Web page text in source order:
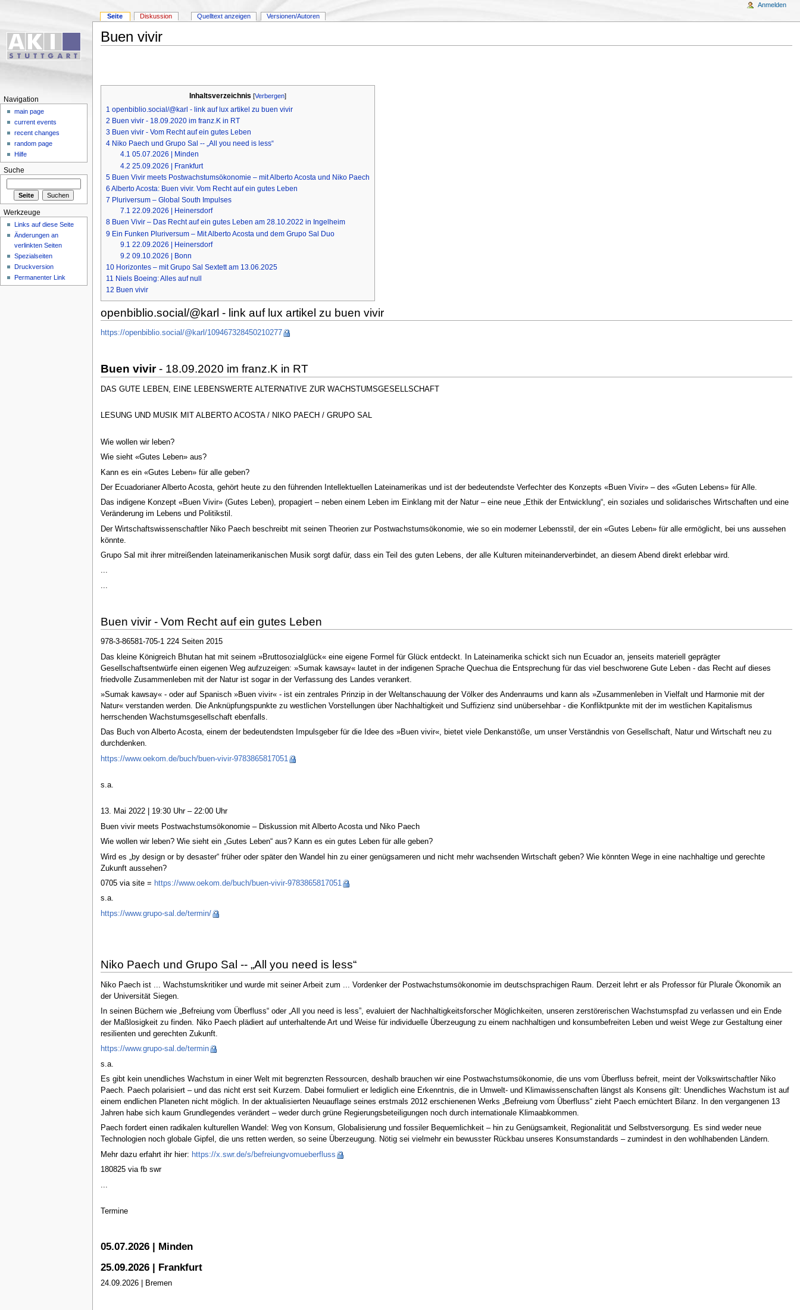
Buen vivir
Inhaltsverzeichnis [Verbergen]
1 openbiblio.social/@karl - link auf lux artikel zu buen vivir
2 Buen vivir - 18.09.2020 im franz.K in RT
3 Buen vivir - Vom Recht auf ein gutes Leben
4 Niko Paech und Grupo Sal -- „All you need is less“
4.1 05.07.2026 | Minden
4.2 25.09.2026 | Frankfurt
5 Buen Vivir meets Postwachstumsökonomie – mit Alberto Acosta und Niko Paech
6 Alberto Acosta: Buen vivir. Vom Recht auf ein gutes Leben
7 Pluriversum – Global South Impulses
7.1 22.09.2026 | Heinersdorf
8 Buen Vivir – Das Recht auf ein gutes Leben am 28.10.2022 in Ingelheim
9 Ein Funken Pluriversum – Mit Alberto Acosta und dem Grupo Sal Duo
9.1 22.09.2026 | Heinersdorf
9.2 09.10.2026 | Bonn
10 Horizontes – mit Grupo Sal Sextett am 13.06.2025
11 Niels Boeing: Alles auf null
12 Buen vivir
openbiblio.social/@karl - link auf lux artikel zu buen vivir
https://openbiblio.social/@karl/109467328450210277
Buen vivir- 18.09.2020 im franz.K in RT
DAS GUTE LEBEN, EINE LEBENSWERTE ALTERNATIVE ZUR WACHSTUMSGESELLSCHAFT
LESUNG UND MUSIK MIT ALBERTO ACOSTA / NIKO PAECH / GRUPO SAL
Wie wollen wir leben?
Wie sieht «Gutes Leben» aus?
Kann es ein «Gutes Leben» für alle geben?
Der Ecuadorianer Alberto Acosta, gehört heute zu den führenden Intellektuellen Lateinamerikas und ist der bedeutendste Verfechter des Konzepts «Buen Vivir» – des «Guten Lebens» für Alle.
Das indigene Konzept «Buen Vivir» (Gutes Leben), propagiert – neben einem Leben im Einklang mit der Natur – eine neue „Ethik der Entwicklung“, ein soziales und solidarisches Wirtschaften und eine
Veränderung im Lebens und Politikstil.
Der Wirtschaftswissenschaftler Niko Paech beschreibt mit seinen Theorien zur Postwachstumsökonomie, wie so ein moderner Lebensstil, der ein «Gutes Leben» für alle ermöglicht, bei uns aussehen
könnte.
Grupo Sal mit ihrer mitreißenden lateinamerikanischen Musik sorgt dafür, dass ein Teil des guten Lebens, der alle Kulturen miteinanderverbindet, an diesem Abend direkt erlebbar wird.
...
Buen vivir - Vom Recht auf ein gutes Leben
978-3-86581-705-1 224 Seiten 2015
Das kleine Königreich Bhutan hat mit seinem »Bruttosozialglück« eine eigene Formel für Glück entdeckt. In Lateinamerika schickt sich nun Ecuador an, jenseits materiell geprägter
Gesellschaftsentwürfe einen eigenen Weg aufzuzeigen: »Sumak kawsay« lautet in der indigenen Sprache Quechua die Entsprechung für das viel beschworene Gute Leben - das Recht auf dieses
friedvolle Zusammenleben mit der Natur ist sogar in der Verfassung des Landes verankert.
»Sumak kawsay« - oder auf Spanisch »Buen vivir« - ist ein zentrales Prinzip in der Weltanschauung der Völker des Andenraums und kann als »Zusammenleben in Vielfalt und Harmonie mit der
Natur« verstanden werden. Die Anknüpfungspunkte zu westlichen Vorstellungen über Nachhaltigkeit und Suffizienz sind unübersehbar - die Konfliktpunkte mit der im westlichen Kapitalismus
herrschenden Wachstumsgesellschaft ebenfalls.
Das Buch von Alberto Acosta, einem der bedeutendsten Impulsgeber für die Idee des »Buen vivir«, bietet viele Denkanstöße, um unser Verständnis von Gesellschaft, Natur und Wirtschaft neu zu
durchdenken.
https://www.oekom.de/buch/buen-vivir-9783865817051
s.a.
13. Mai 2022 | 19:30 Uhr – 22:00 Uhr
Buen vivir meets Postwachstumsökonomie – Diskussion mit Alberto Acosta und Niko Paech
Wie wollen wir leben? Wie sieht ein „Gutes Leben“ aus? Kann es ein gutes Leben für alle geben?
Wird es „by design or by desaster“ früher oder später den Wandel hin zu einer genügsameren und nicht mehr wachsenden Wirtschaft geben? Wie könnten Wege in eine nachhaltige und gerechte
Zukunft aussehen?
0705 via site = https://www.oekom.de/buch/buen-vivir-9783865817051
s.a.
https://www.grupo-sal.de/termin/
Niko Paech und Grupo Sal -- „All you need is less“
Niko Paech ist ... Wachstumskritiker und wurde mit seiner Arbeit zum ... Vordenker der Postwachstumsökonomie im deutschsprachigen Raum. Derzeit lehrt er als Professor für Plurale Ökonomik an
der Universität Siegen.
In seinen Büchern wie „Befreiung vom Überfluss“ oder „All you need is less”, evaluiert der Nachhaltigkeitsforscher Möglichkeiten, unseren zerstörerischen Wachstumspfad zu verlassen und ein Ende
der Maßlosigkeit zu finden. Niko Paech plädiert auf unterhaltende Art und Weise für individuelle Überzeugung zu einem nachhaltigen und konsumbefreiten Leben und weist Wege zur Gestaltung einer
resilienten und gerechten Zukunft.
https://www.grupo-sal.de/termin
s.a.
Es gibt kein unendliches Wachstum in einer Welt mit begrenzten Ressourcen, deshalb brauchen wir eine Postwachstumsökonomie, die uns vom Überfluss befreit, meint der Volkswirtschaftler Niko
Paech. Paech polarisiert – und das nicht erst seit Kurzem. Dabei formuliert er lediglich eine Erkenntnis, die in Umwelt- und Klimawissenschaften längst als Konsens gilt: Unendliches Wachstum ist auf
einem endlichen Planeten nicht möglich. In der aktualisierten Neuauflage seines erstmals 2012 erschienenen Werks „Befreiung vom Überfluss“ zieht Paech ernüchtert Bilanz. In den vergangenen 13
Jahren habe sich kaum Grundlegendes verändert – weder durch grüne Regierungsbeteiligungen noch durch internationale Klimaabkommen.
Paech fordert einen radikalen kulturellen Wandel: Weg von Konsum, Globalisierung und fossiler Bequemlichkeit – hin zu Genügsamkeit, Regionalität und Selbstversorgung. Es sind weder neue
Technologien noch globale Gipfel, die uns retten werden, so seine Überzeugung. Nötig sei vielmehr ein bewusster Rückbau unseres Konsumstandards – zumindest in den wohlhabenden Ländern.
Mehr dazu erfahrt ihr hier: https://x.swr.de/s/befreiungvomueberfluss
180825 via fb swr
Termine
05.07.2026 | Minden
25.09.2026 | Frankfurt
24.09.2026 | Bremen
Seite Diskussion Quelltext anzeigen Versionen/Autoren
Anmelden
Navigation
main page
current events
recent changes
random page
Hilfe
Suche
Werkzeuge
Links auf diese Seite
Änderungen an
verlinkten Seiten
Spezialseiten
Druckversion
Permanenter Link